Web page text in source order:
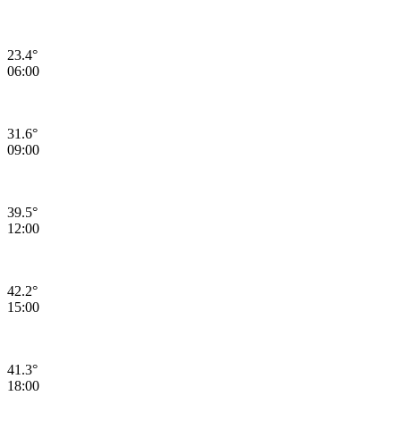
23.4°
06:00
31.6°
09:00
39.5°
12:00
42.2°
15:00
41.3°
18:00